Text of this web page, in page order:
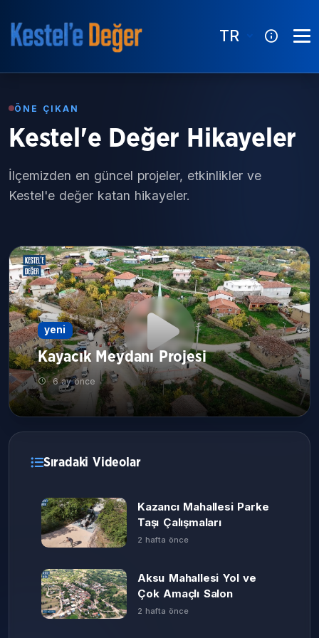
TR
ÖNE ÇIKAN
Kestel'e Değer Hikayeler
İlçemizden en güncel projeler, etkinlikler ve
Kestel'e değer katan hikayeler.
yeni
Kayacık Meydanı Projesi
6 ay önce
Sıradaki Videolar
Kazancı Mahallesi Parke
Taşı Çalışmaları
2 hafta önce
Aksu Mahallesi Yol ve
Çok Amaçlı Salon
2 hafta önce